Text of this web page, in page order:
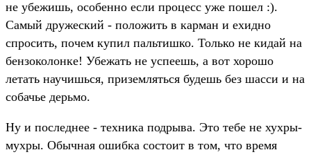
не убежишь, особенно если процесс уже пошел :).
Самый дружеский - положить в карман и ехидно
спросить, почем купил пальтишко. Только не кидай на
бензоколонке! Убежать не успеешь, а вот хорошо
летать научишься, приземляться будешь без шасси и на
собачье дерьмо.
Ну и последнее - техника подрыва. Это тебе не хухры-
мухры. Обычная ошибка состоит в том, что время